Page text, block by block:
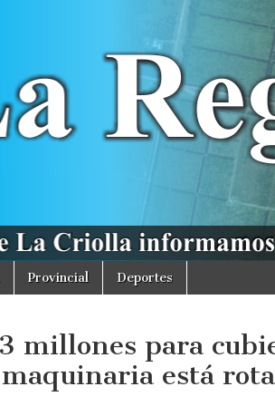
Provincial Deportes
millones para
está rota